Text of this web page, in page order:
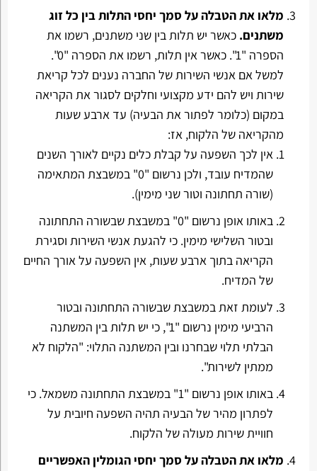
מלאו את הטבלה על סמך יחסי התלות בין כל זוג
משתנים. כאשר יש תלות בין שני משתנים, רשמו את
הספרה "1". כאשר אין תלות, רשמו את הספרה "0".
למשל אם אנשי השירות של החברה נענים לכל קריאת
שירות ויש להם ידע מקצועי וחלקים לסגור את הקריאה
במקום (כלומר לפתור את הבעיה) עד ארבע שעות
מהקריאה של הלקוח, אז:
אין לכך השפעה על קבלת כלים נקיים לאורך השנים
שהמדיח עובד, ולכן נרשום "0" במשבצת המתאימה
(שורה תחתונה וטור שני מימין).
באותו אופן נרשום "0" במשבצת שבשורה התחתונה
ובטור השלישי מימין. כי להגעת אנשי השירות וסגירת
הקריאה בתוך ארבע שעות, אין השפעה על אורך החיים
של המדיח.
לעומת זאת במשבצת שבשורה התחתונה ובטור
הרביעי מימין נרשום "1", כי יש תלות בין המשתנה
הבלתי תלוי שבחרנו ובין המשתנה התלוי: "הלקוח לא
ממתין לשירות".
באותו אופן נרשום "1" במשבצת התחתונה משמאל. כי
לפתרון מהיר של הבעיה תהיה השפעה חיובית על
חוויית שירות מעולה של הלקוח.
מלאו את הטבלה על סמך יחסי הגומלין האפשריים